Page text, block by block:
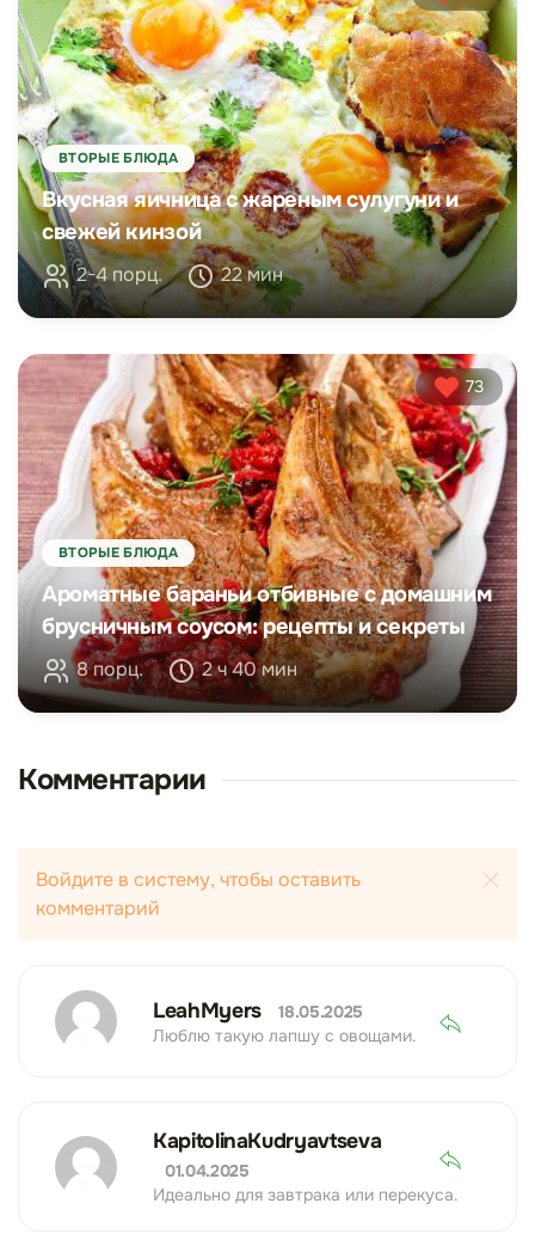
ВТОРЫЕ БЛЮДА
Вкусная яичница с жареным сулугуни и
свежей кинзой
2-4 порц. 22 мин
73
ВТОРЫЕ БЛЮДА
Ароматные бараньи отбивные с домашним
брусничным соусом: рецепты и секреты
8 порц. 2 ч 40 мин
Комментарии
Войдите в систему, чтобы оставить
комментарий
LeahMyers
18.05.2025
Люблю такую лапшу с овощами.
KapitolinaKudryavtseva
01.04.2025
Идеально для завтрака или перекуса.